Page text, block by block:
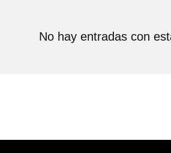
No hay entradas con